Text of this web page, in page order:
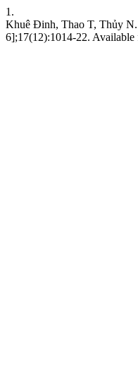
1.
Khuê Đinh, Thao T, Thủy
6];17(12):1014-22. Available